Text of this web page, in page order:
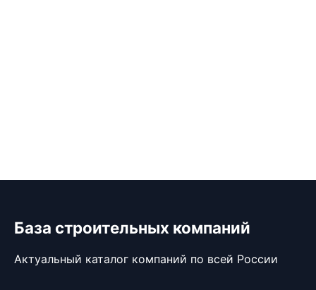
База строительных компаний
Актуальный каталог компаний по всей России